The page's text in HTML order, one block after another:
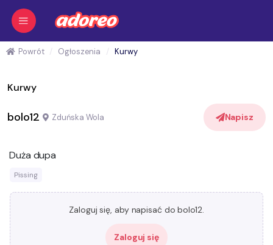
Powrót Ogłoszenia Kurwy
Kurwy
bolo12 Zduńska Wola Napisz
Duża dupa
Pissing
Zaloguj się, aby napisać do bolo12.
Zaloguj się